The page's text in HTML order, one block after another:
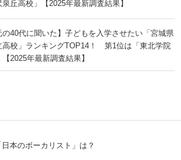
泉丘高校」【2025年最新調査結果】
の40代に聞いた】子どもを入学させたい「宮城県
高校」ランキングTOP14！ 第1位は「東北学院
2025年最新調査結果】
本のボーカリスト」は？